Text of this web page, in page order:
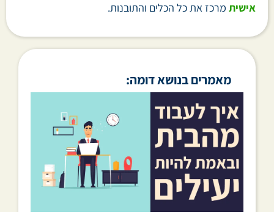
אישית מרכז את כל הכלים והתובנות.
מאמרים בנושא דומה: